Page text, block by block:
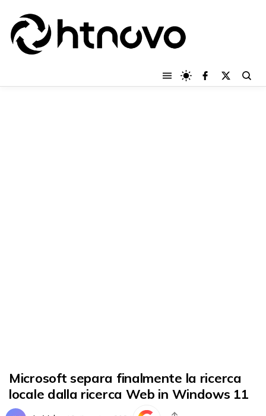
Microsoft separa finalmente la ricerca
locale dalla ricerca Web in Windows 11